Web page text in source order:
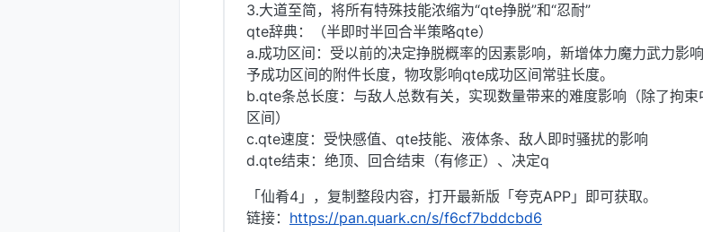
3.大道至简，将所有特殊技能浓缩为“qte挣脱”和“忍耐”
qte辞典：（半即时半回合半策略qte）
a.成功区间：受以前的决定挣脱概率的因素影响，新增体力魔力武力影
予成功区间的附件长度，物攻影响qte成功区间常驻长度。
b.qte条总长度：与敌人总数有关，实现数量带来的难度影响（除了拘
区间）
c.qte速度：受快感值、qte技能、液体条、敌人即时骚扰的影响
d.qte结束：绝顶、回合结束（有修正）、决定q
「仙肴4」，复制整段内容，打开最新版「夸克APP」即可获取。
链接： https://pan.quark.cn/s/f6cf7bddcbd6